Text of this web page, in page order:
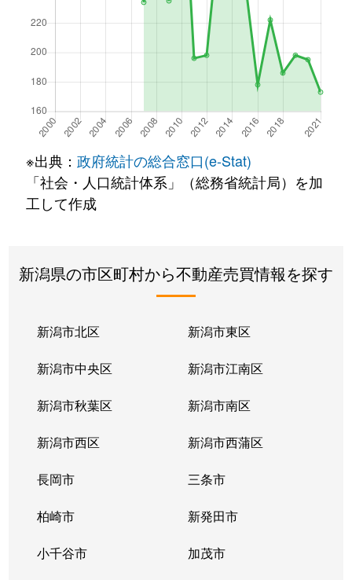
※出典： 政府統計の総合窓口(e-Stat)
「社会・人口統計体系」（総務省統計局）を加
工して作成
新潟県の市区町村から不動産売買情報を探す
新潟市北区 新潟市東区
新潟市中央区 新潟市江南区
新潟市秋葉区 新潟市南区
新潟市西区 新潟市西蒲区
長岡市 三条市
柏崎市 新発田市
小千谷市 加茂市